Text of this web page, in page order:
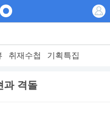
취재수첩 기획특집
과 격돌